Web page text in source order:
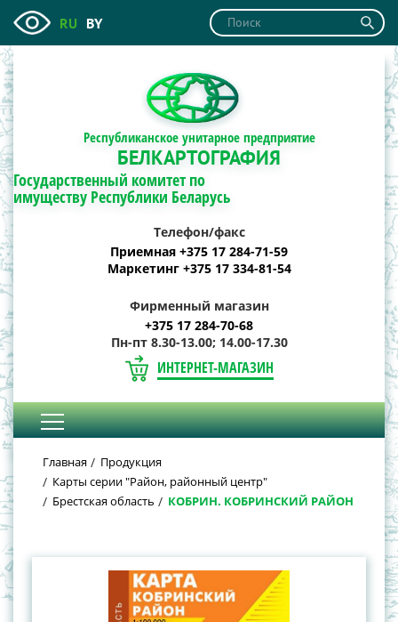
RU BY
Республиканское унитарное предприятие
БЕЛКАРТОГРАФИЯ
Государственный комитет по
имуществу Республики Беларусь
Телефон/факс
Приемная +375 17 284-71-59
Маркетинг +375 17 334-81-54
Фирменный магазин
+375 17 284-70-68
Пн-пт 8.30-13.00; 14.00-17.30
ИНТЕРНЕТ-МАГАЗИН
Главная
Продукция
Карты серии "Район, районный центр"
Брестская область
КОБРИН. КОБРИНСКИЙ РАЙОН